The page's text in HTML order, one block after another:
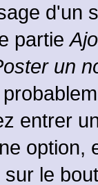
d'un
partie
un
entrer
option,
sur le